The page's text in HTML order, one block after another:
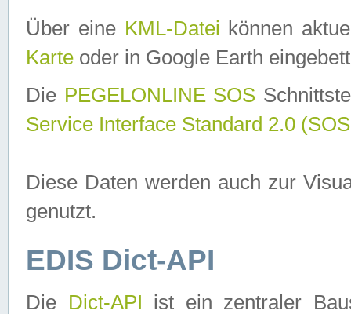
Über eine KML-Datei können
Karte oder in Google Earth
Die PEGELONLINE SOS
Service Interface Standard 2.0
Diese Daten werden auch zur
genutzt.
EDIS Dict-API
Die Dict-API ist ein zentraler